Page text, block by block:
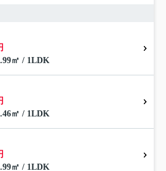
㎡ / 1LDK
㎡ / 1LDK
㎡ / 1LDK